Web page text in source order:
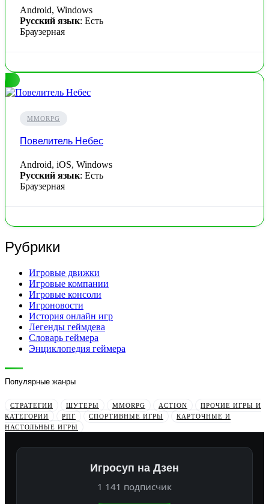
Android, Windows
Русский язык: Есть
Браузерная
MMORPG
Повелитель Небес
Android, iOS, Windows
Русский язык: Есть
Браузерная
Рубрики
Игровые движки
Игровые компании
Игровые консоли
Игроновости
История онлайн игр
Легенды геймдева
Словарь геймера
Энциклопедия геймера
Популярные жанры
СТРАТЕГИИ ШУТЕРЫ MMORPG ACTION
ПРОЧИЕ ИГРЫ И
КАТЕГОРИИ
РПГ СПОРТИВНЫЕ ИГРЫ
КАРТОЧНЫЕ И
НАСТОЛЬНЫЕ ИГРЫ
Игросуп на Дзен
1 141 подписчик